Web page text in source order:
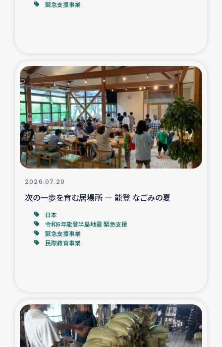
コーヒー生産者支援
アイナロ県マウベシ郡でのコーヒー畑改善事業
ベイルート大規模爆発被災者支援
女性の生計向上支援
アグロフォレストリー（カカオ）事業
緊急支援事業
2026.07.29
次の一歩を育む居場所 ― 能登 なごみの夏
日本
令和6年能登半島地震 緊急支援
緊急支援事業
民際教育事業